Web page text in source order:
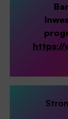
https://